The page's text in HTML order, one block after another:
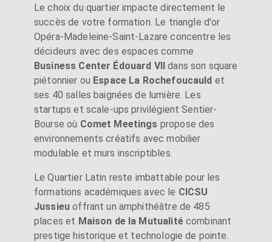
Le choix du quartier impacte directement le
succès de votre formation. Le triangle d'or
Opéra-Madeleine-Saint-Lazare concentre les
décideurs avec des espaces comme
Business Center Édouard VII dans son square
piétonnier ou Espace La Rochefoucauld et
ses 40 salles baignées de lumière. Les
startups et scale-ups privilégient Sentier-
Bourse où Comet Meetings propose des
environnements créatifs avec mobilier
modulable et murs inscriptibles.
Le Quartier Latin reste imbattable pour les
formations académiques avec le CICSU
Jussieu offrant un amphithéâtre de 485
places et Maison de la Mutualitécombinant
prestige historique et technologie de pointe.